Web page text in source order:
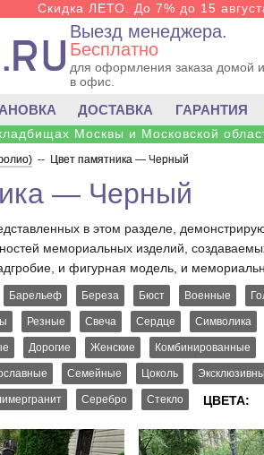
Скидка ЛЕТО. До 7% до 15
Выезд менеджера.
Бесплатно
для оформления заказа домой
в офис.
ДОСТАВКА ГАРАНТИЯ
Москвы и Московской
-- Цвет памятника — Черный
— Черный
в этом разделе,
мемориальных изделий,
и фигурная модель, и
Барельеф Береза Бюст Военные
Резные Свеча Сердце Символика
Дорогие Женские Комбинированные
Семейные Цоколь
Серебро Стекло ЦВЕТА: